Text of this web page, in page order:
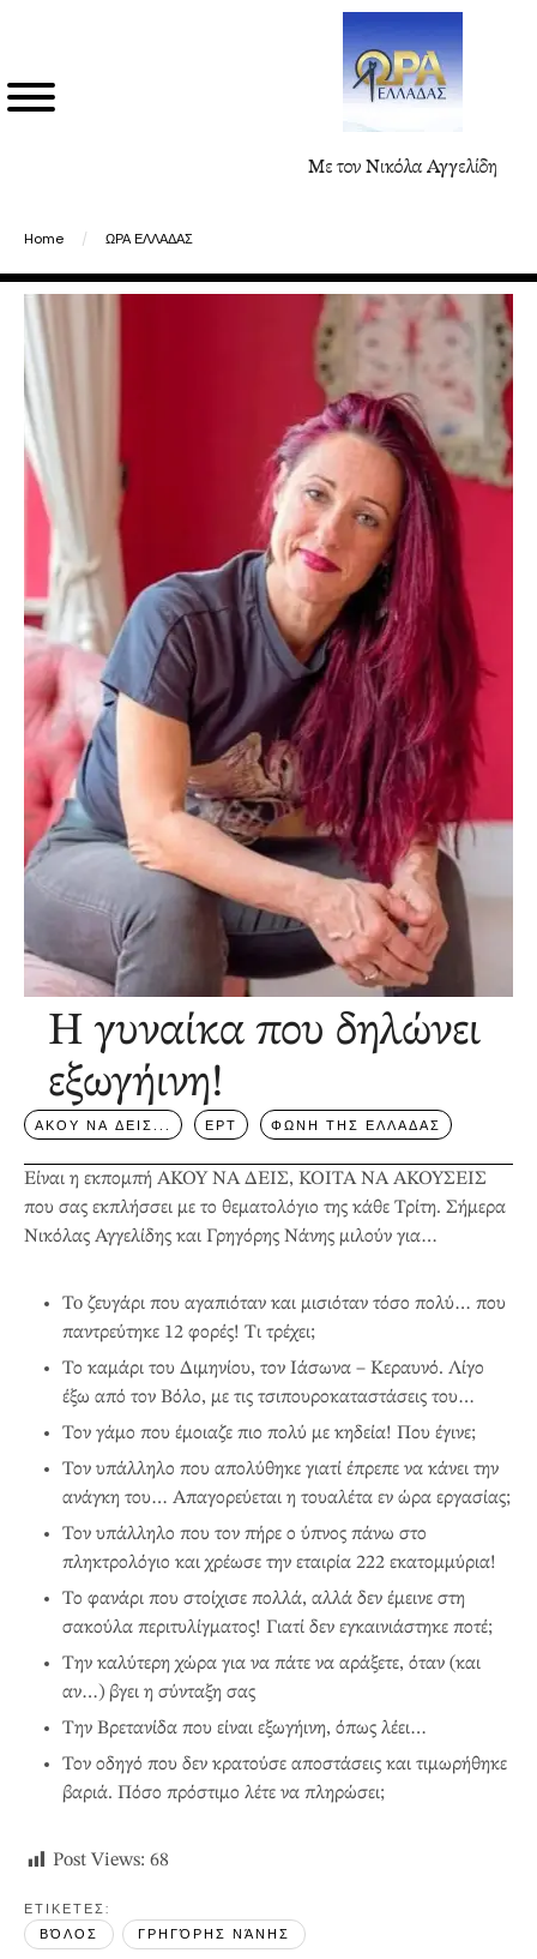
Με τον Νικόλα Αγγελίδη
Home / ΩΡΑ ΕΛΛΑΔΑΣ
Η γυναίκα που δηλώνει
εξωγήινη!
ΑΚΟΥ ΝΑ ΔΕΙΣ... ΕΡΤ ΦΩΝΗ ΤΗΣ ΕΛΛΑΔΑΣ
Είναι η εκπομπή ΑΚΟΥ ΝΑ ΔΕΙΣ, ΚΟΙΤΑ ΝΑ ΑΚΟΥΣΕΙΣ
που σας εκπλήσσει με το θεματολόγιο της κάθε Τρίτη. Σήμερα
Νικόλας Αγγελίδης και Γρηγόρης Νάνης μιλούν για…
To ζευγάρι που αγαπιόταν και μισιόταν τόσο πολύ… που
παντρεύτηκε 12 φορές! Τι τρέχει;
Το καμάρι του Διμηνίου, τον Ιάσωνα – Κεραυνό. Λίγο
έξω από τον Βόλο, με τις τσιπουροκαταστάσεις του…
Τον γάμο που έμοιαζε πιο πολύ με κηδεία! Που έγινε;
Τον υπάλληλο που απολύθηκε γιατί έπρεπε να κάνει την
ανάγκη του… Απαγορεύεται η τουαλέτα εν ώρα εργασίας;
Τον υπάλληλο που τον πήρε ο ύπνος πάνω στο
πληκτρολόγιο και χρέωσε την εταιρία 222 εκατομμύρια!
Το φανάρι που στοίχισε πολλά, αλλά δεν έμεινε στη
σακούλα περιτυλίγματος! Γιατί δεν εγκαινιάστηκε ποτέ;
Την καλύτερη χώρα για να πάτε να αράξετε, όταν (και
αν…) βγει η σύνταξη σας
Την Βρετανίδα που είναι εξωγήινη, όπως λέει…
Τον οδηγό που δεν κρατούσε αποστάσεις και τιμωρήθηκε
βαριά. Πόσο πρόστιμο λέτε να πληρώσει;
Post Views: 68
ΕΤΙΚΕΤΕΣ:
ΒΌΛΟΣ
ΓΡΗΓΌΡΗΣ ΝΆΝΗΣ